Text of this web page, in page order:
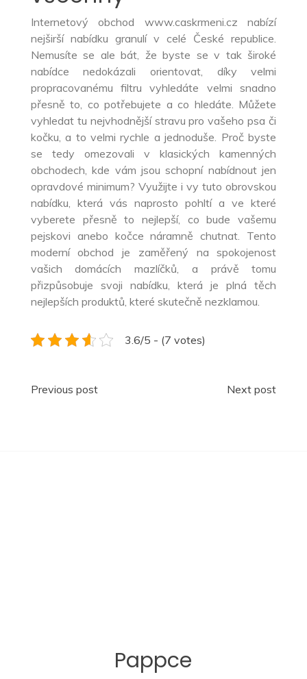
Internetový obchod www.caskrmeni.cz nabízí
nejširší nabídku granulí v celé České republice.
Nemusíte se ale bát, že byste se v tak široké
nabídce nedokázali orientovat, díky velmi
propracovanému filtru vyhledáte velmi snadno
přesně to, co potřebujete a co hledáte. Můžete
vyhledat tu nejvhodnější stravu pro vašeho psa či
kočku, a to velmi rychle a jednoduše. Proč byste
se tedy omezovali v klasických kamenných
obchodech, kde vám jsou schopní nabídnout jen
opravdové minimum? Využijte i vy tuto obrovskou
nabídku, která vás naprosto pohltí a ve které
vyberete přesně to nejlepší, co bude vašemu
pejskovi anebo kočce náramně chutnat. Tento
moderní obchod je zaměřený na spokojenost
vašich domácích mazlíčků, a právě tomu
přizpůsobuje svoji nabídku, která je plná těch
nejlepších produktů, které skutečně nezklamou.
3.6/5 - (7 votes)
Navigace
Previous post Next post
Pappce